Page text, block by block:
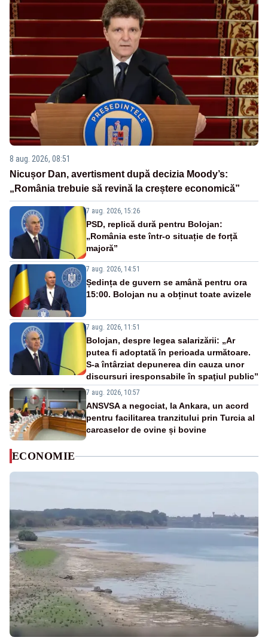
8 aug. 2026, 08:51
Nicușor Dan, avertisment după decizia Moody’s:
„România trebuie să revină la creștere economică”
7 aug. 2026, 15:26
PSD, replică dură pentru Bolojan:
„România este într-o situație de forță
majoră”
7 aug. 2026, 14:51
Ședința de guvern se amână pentru ora
15:00. Bolojan nu a obținut toate avizele
7 aug. 2026, 11:51
Bolojan, despre legea salarizării: „Ar
putea fi adoptată în perioada următoare.
S-a întârziat depunerea din cauza unor
discursuri iresponsabile în spaţiul public”
7 aug. 2026, 10:57
ANSVSA a negociat, la Ankara, un acord
pentru facilitarea tranzitului prin Turcia al
carcaselor de ovine și bovine
ECONOMIE